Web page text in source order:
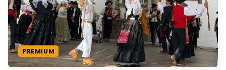
PREMIUM